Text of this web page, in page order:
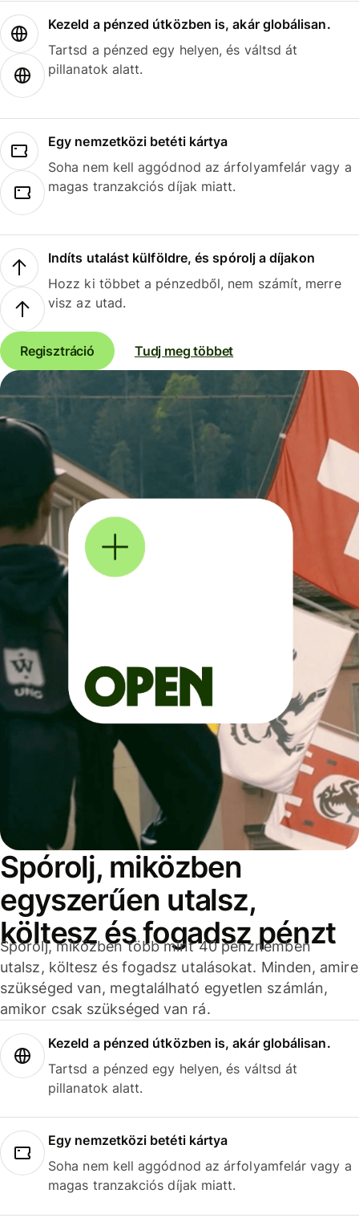
Kezeld a pénzed útközben is, akár globálisan.
Tartsd a pénzed egy helyen, és váltsd át
pillanatok alatt.
Egy nemzetközi betéti kártya
Soha nem kell aggódnod az árfolyamfelár vagy a
magas tranzakciós díjak miatt.
Indíts utalást külföldre, és spórolj a díjakon
Hozz ki többet a pénzedből, nem számít, merre
visz az utad.
Regisztráció Tudj meg többet
Spórolj, miközben
egyszerűen utalsz,
költesz és fogadsz pénzt
Spórolj, miközben több mint 40 pénznemben
utalsz, költesz és fogadsz utalásokat. Minden, amire
szükséged van, megtalálható egyetlen számlán,
amikor csak szükséged van rá.
Kezeld a pénzed útközben is, akár globálisan.
Tartsd a pénzed egy helyen, és váltsd át
pillanatok alatt.
Egy nemzetközi betéti kártya
Soha nem kell aggódnod az árfolyamfelár vagy a
magas tranzakciós díjak miatt.